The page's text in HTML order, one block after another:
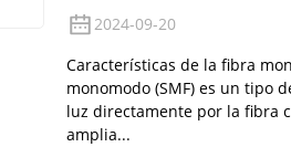
2024-09-20
Características de la fibra
monomodo (SMF) es un tipo
luz directamente por la fibra
amplia...